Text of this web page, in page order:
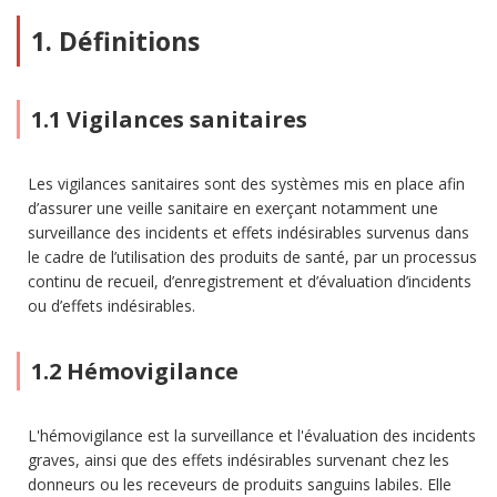
1. Définitions
1.1 Vigilances sanitaires
Les vigilances sanitaires sont des systèmes mis en place afin
d’assurer une veille sanitaire en exerçant notamment une
surveillance des incidents et effets indésirables survenus dans
le cadre de l’utilisation des produits de santé, par un processus
continu de recueil, d’enregistrement et d’évaluation d’incidents
ou d’effets indésirables.
1.2 Hémovigilance
L'hémovigilance est la surveillance et l'évaluation des incidents
graves, ainsi que des effets indésirables survenant chez les
donneurs ou les receveurs de produits sanguins labiles. Elle